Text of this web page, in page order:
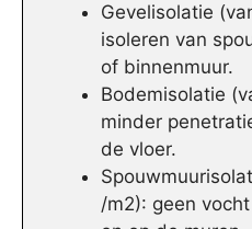
Gevelisolatie
isoleren van
of binnenmuur.
Bodemisolatie
minder
de vloer.
/m2): geen